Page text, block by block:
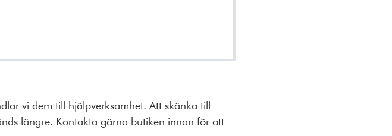
vi dem till hjälpverksamhet. Att skänka till
längre. Kontakta gärna butiken innan för att